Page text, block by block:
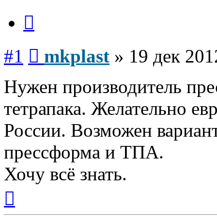
#1 mkplast » 19 дек
Нужен производитель
тетрапака. Желательно
России. Возможен
прессформа и ТПА.
Хочу всё знать.
началу